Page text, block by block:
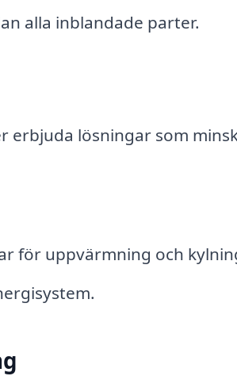
alla inblandade parter.
erbjuda lösningar som
för uppvärmning och